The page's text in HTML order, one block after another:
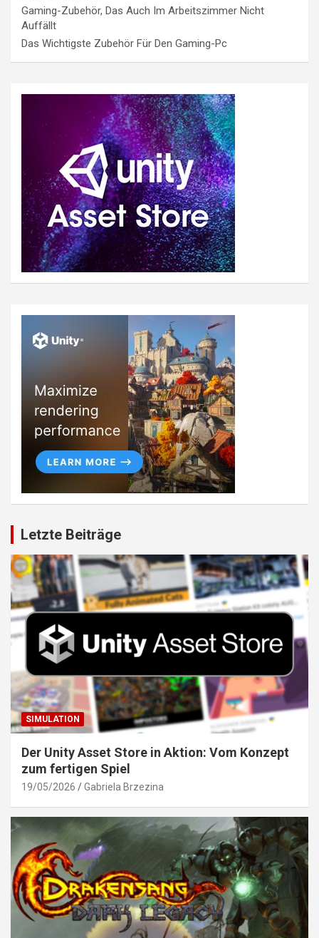
Gaming-Zubehör, Das Auch Im Arbeitszimmer Nicht
Auffällt
Das Wichtigste Zubehör Für Den Gaming-Pc
Letzte Beiträge
SIMULATION
Der Unity Asset Store in Aktion: Vom Konzept
zum fertigen Spiel
19/05/2026 Gabriela Brzezina